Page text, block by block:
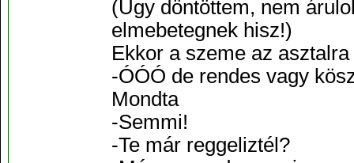
(Úgy döntöttem, nem
elmebetegnek hisz!)
Ekkor a szeme az
-ÓÓÓ de rendes vagy
Mondta
-Semmi!
-Te már reggeliztél?